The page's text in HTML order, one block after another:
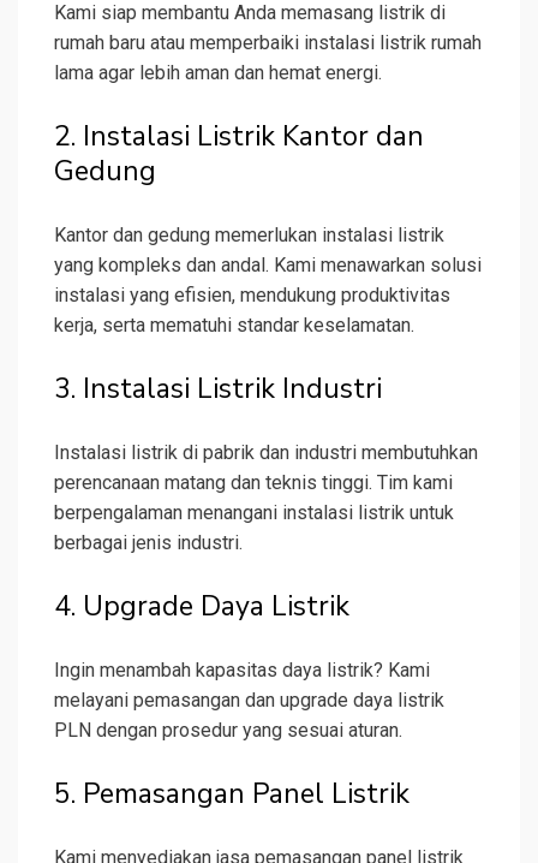
Kami siap membantu Anda memasang listrik di
rumah baru atau memperbaiki instalasi listrik rumah
lama agar lebih aman dan hemat energi.
2. Instalasi Listrik Kantor dan
Gedung
Kantor dan gedung memerlukan instalasi listrik
yang kompleks dan andal. Kami menawarkan solusi
instalasi yang efisien, mendukung produktivitas
kerja, serta mematuhi standar keselamatan.
3. Instalasi Listrik Industri
Instalasi listrik di pabrik dan industri membutuhkan
perencanaan matang dan teknis tinggi. Tim kami
berpengalaman menangani instalasi listrik untuk
berbagai jenis industri.
4. Upgrade Daya Listrik
Ingin menambah kapasitas daya listrik? Kami
melayani pemasangan dan upgrade daya listrik
PLN dengan prosedur yang sesuai aturan.
5. Pemasangan Panel Listrik
Kami menyediakan jasa pemasangan panel listrik